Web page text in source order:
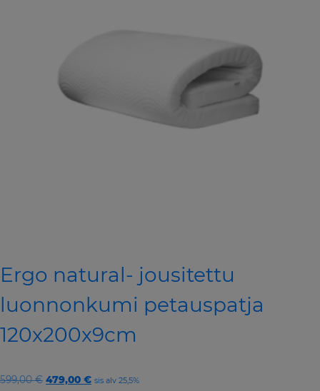
Ergo natural- jousitettu
luonnonkumi petauspatja
120x200x9cm
599,00€ Original
479,00 €Current
sis alv 25,5%